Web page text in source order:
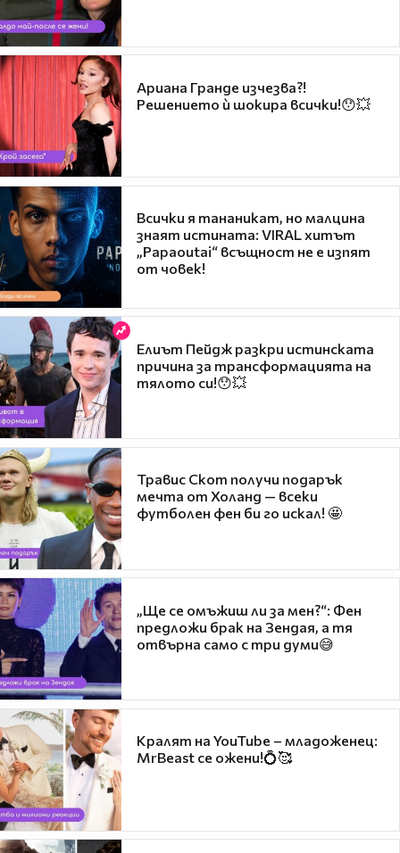
Ариана Гранде изчезва?!
Решението ѝ шокира всички!😯💥
Всички я тананикат, но малцина
знаят истината: VIRAL хитът
„Papaoutai“ всъщност не е изпят
от човек!
Елиът Пейдж разкри истинската
причина за трансформацията на
тялото си!😯💥
Травис Скот получи подарък
мечта от Холанд — всеки
футболен фен би го искал! 🤩
„Ще се омъжиш ли за мен?“: Фен
предложи брак на Зендая, а тя
отвърна само с три думи😅
Кралят на YouTube – младоженец:
MrBeast се ожени!💍🥰